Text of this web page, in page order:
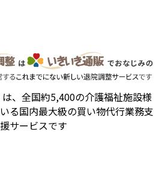
、全国約5,400の介護福祉施設様
る国内最大級の買い物代行業務支
援サービスです